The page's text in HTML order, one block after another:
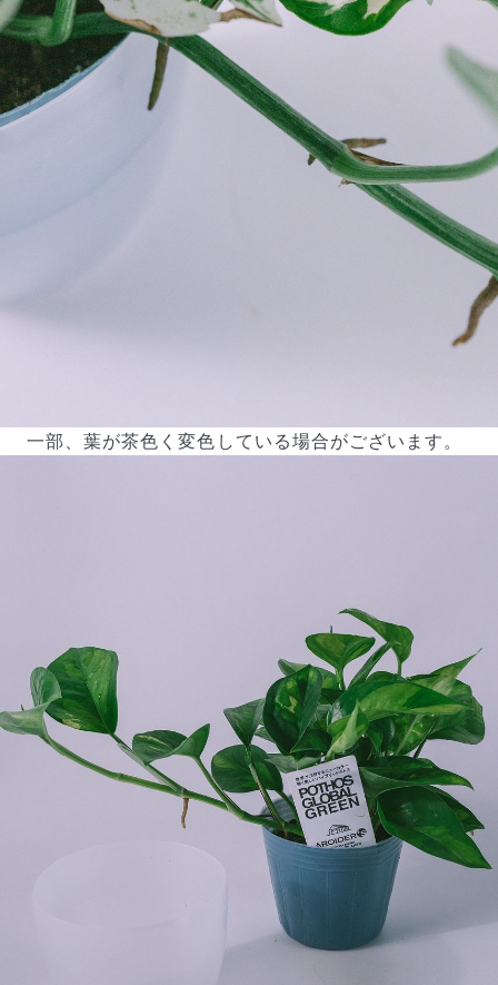
一部、葉が茶色く変色している場合がございます。